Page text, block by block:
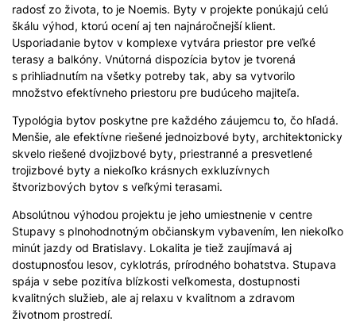
radosť zo života, to je Noemis. Byty v projekte ponúkajú celú
škálu výhod, ktorú ocení aj ten najnáročnejší klient.
Usporiadanie bytov v komplexe vytvára priestor pre veľké
terasy a balkóny. Vnútorná dispozícia bytov je tvorená
s prihliadnutím na všetky potreby tak, aby sa vytvorilo
množstvo efektívneho priestoru pre budúceho majiteľa.
Typológia bytov poskytne pre každého záujemcu to, čo hľadá.
Menšie, ale efektívne riešené jednoizbové byty, architektonicky
skvelo riešené dvojizbové byty, priestranné a presvetlené
trojizbové byty a niekoľko krásnych exkluzívnych
štvorizbových bytov s veľkými terasami.
Absolútnou výhodou projektu je jeho umiestnenie v centre
Stupavy s plnohodnotným občianskym vybavením, len niekoľko
minút jazdy od Bratislavy. Lokalita je tiež zaujímavá aj
dostupnosťou lesov, cyklotrás, prírodného bohatstva. Stupava
spája v sebe pozitíva blízkosti veľkomesta, dostupnosti
kvalitných služieb, ale aj relaxu v kvalitnom a zdravom
životnom prostredí.